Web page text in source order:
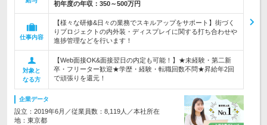
初年度の年収： 350～500万円
仕事内容
【様々な研修&日々の業務でスキルアップをサポート】街づく
りプロジェクトの内外装・ディスプレイに関する打ち合わせや
進捗管理などを行います！
対象と
なる方
【Web面接OK&面接翌日の内定も可能！】★未経験・第二新
卒・フリーター歓迎★学歴・経験・転職回数不問★昇給年2回
で頑張りを還元！
企業データ
設立：2019年6月／従業員数：8,119人／本社所在
地：東京都